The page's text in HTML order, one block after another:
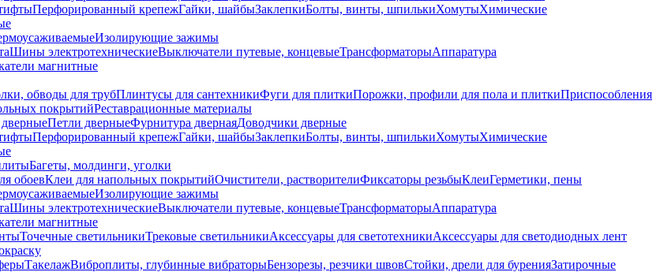
Перфорированный крепежГайки, шайбыЗаклепкиБолты, винты, шпилькиХомутыХимические
Изолирующие зажимы
Шины электротехническиеВыключатели путевые, концевыеТрансформаторыАппаратура
магнитные
обводы для трубПлинтусы для сантехникиФуги для плиткиПорожки, профили для пола и плиткиПриспособления
покрытийРеставрационные материалы
Петли дверныеФурнитура двернаяДоводчики дверные
Перфорированный крепежГайки, шайбыЗаклепкиБолты, винты, шпилькиХомутыХимические
Багеты, молдинги, уголки
обоевКлеи для напольных покрытийОчистители, растворителиФиксаторы резьбыКлеиГерметики, пены
Изолирующие зажимы
Шины электротехническиеВыключатели путевые, концевыеТрансформаторыАппаратура
магнитные
Точечные светильникиТрековые светильникиАксессуары для светотехникиАксессуары для светодиодных лент
ТакелажВиброплиты, глубинные вибраторыБензорезы, резчики швовСтойки, дрели для буренияЗатирочные